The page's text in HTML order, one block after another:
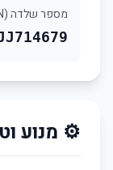
מספר שלדה (VIN)
⚙️ מנוע